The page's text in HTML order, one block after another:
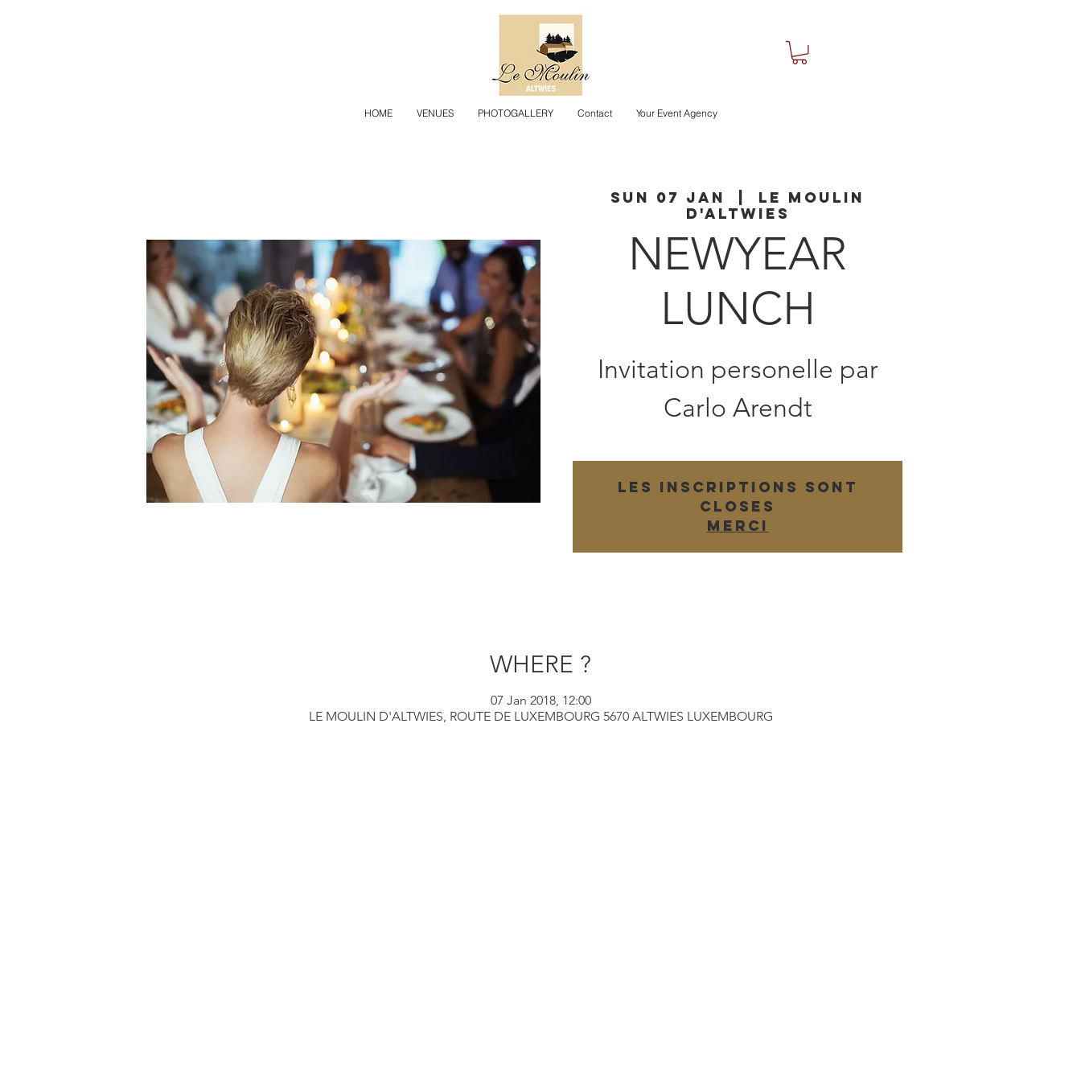
HOME VENUES PHOTOGALLERY Contact Your Event Agency
Sun 07 Jan
LE MOULIN
D'ALTWIES
NEWYEAR
LUNCH
Invitation personelle par
Carlo Arendt
Les inscriptions sont
closes
MERCI
WHERE ?
07 Jan 2018, 12:00
LE MOULIN D'ALTWIES, ROUTE DE LUXEMBOURG 5670 ALTWIES LUXEMBOURG